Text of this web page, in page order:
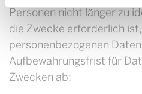
Personen nicht länger zu
die Zwecke erforderlich
personenbezogenen
Aufbewahrungsfrist für
Zwecken ab: